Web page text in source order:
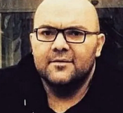
یک برش دانایی
محیط زیست
سفر و تفریح
سیاست خارجی
فرهنگ و هنر
علم و دانش
فناوری و It
علمی
اخبار کریپتو
قرآن
گوناگون
سرگرمی
فیلم